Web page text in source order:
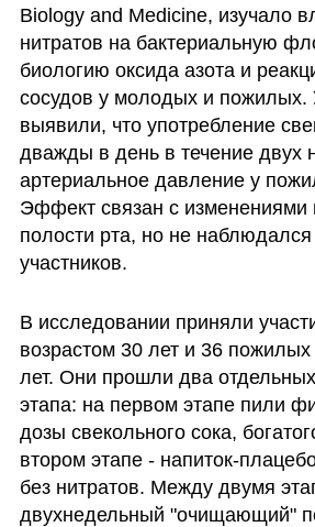
Biology and Medicine, изучало
нитратов на бактериальную
биологию оксида азота и
сосудов у молодых и пожилых.
выявили, что употребление
дважды в день в течение двух
артериальное давление у
Эффект связан с изменениями
полости рта, но не
участников.
В исследовании приняли
возрастом 30 лет и 36 пожилых
лет. Они прошли два
этапа: на первом этапе пили
дозы свекольного сока,
втором этапе - напиток-
без нитратов. Между двумя
двухнедельный "очищающий"